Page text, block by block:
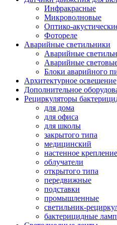
Инфракрасные
Микроволновые
Оптико-
Фотореле
Аварийные светильники
Аварийные
Аварийные
Блоки аварийного
Архитектурное освещение
Дополнительное
Рециркуляторы
для дома
для офиса
для школы
закрытого типа
медицинский
настенное крепление
облучатели
открытого типа
передвижные
подставки
промышленные
светильник-
бактерицидные